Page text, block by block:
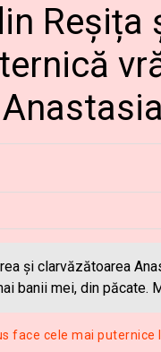
Reșița
şi clarvăzătoarea
banii mei, din păcate.
face cele mai puternice